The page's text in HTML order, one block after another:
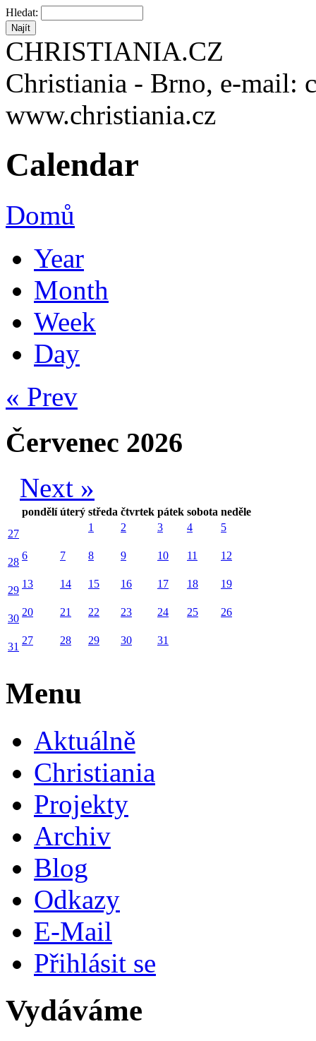
Hledat:
CHRISTIANIA.CZ
Christiania - Brno, e-mail:
www.christiania.cz
Calendar
Domů
Year
Month
Week
Day
« Prev
Červenec 2026
Next »
pondělí úterý středa čtvrtek pátek sobota neděle
27
1 2 3 4 5
28
6 7 8 9 10 11 12
29
13 14 15 16 17 18 19
30
20 21 22 23 24 25 26
31
27 28 29 30 31
Menu
Aktuálně
Christiania
Projekty
Archiv
Blog
Odkazy
E-Mail
Přihlásit se
Vydáváme